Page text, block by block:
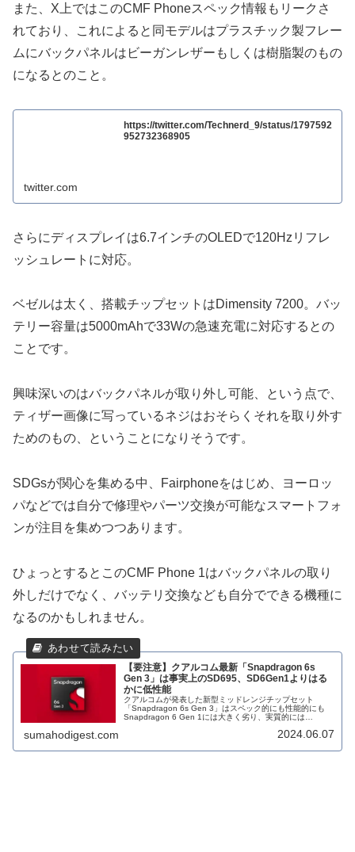
また、X上ではこのCMF Phoneスペック情報もリークさ
れており、これによると同モデルはプラスチック製フレー
ムにバックパネルはビーガンレザーもしくは樹脂製のもの
になるとのこと。
https://twitter.com/Technerd_9/status/1797592
952732368905
twitter.com
さらにディスプレイは6.7インチのOLEDで120Hzリフレ
ッシュレートに対応。
ベゼルは太く、搭載チップセットはDimensity 7200。バッ
テリー容量は5000mAhで33Wの急速充電に対応するとの
ことです。
興味深いのはバックパネルが取り外し可能、という点で、
ティザー画像に写っているネジはおそらくそれを取り外す
ためのもの、ということになりそうです。
SDGsが関心を集める中、Fairphoneをはじめ、ヨーロッ
パなどでは自分で修理やパーツ交換が可能なスマートフォ
ンが注目を集めつつあります。
ひょっとするとこのCMF Phone 1はバックパネルの取り
外しだけでなく、バッテリ交換なども自分でできる機種に
なるのかもしれません。
【要注意】クアルコム最新「Snapdragon 6s
Gen 3」は事実上のSD695、SD6Gen1よりはる
かに低性能
クアルコムが発表した新型ミッドレンジチップセット
「Snapdragon 6s Gen 3」はスペック的にも性能的にも
Snapdragon 6 Gen 1には大きく劣り、実質的には
sumahodigest.com 2024.06.07